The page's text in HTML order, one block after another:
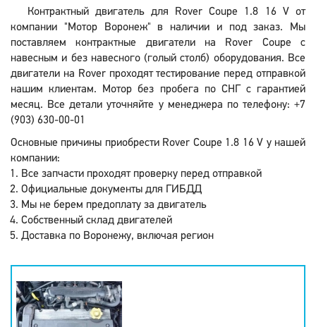
Контрактный двигатель для Rover Coupe 1.8 16 V от
компании "Мотор Воронеж" в наличии и под заказ. Мы
поставляем контрактные двигатели на Rover Coupe с
навесным и без навесного (голый столб) оборудования. Все
двигатели на Rover проходят тестирование перед отправкой
нашим клиентам. Мотор без пробега по СНГ с гарантией
месяц. Все детали уточняйте у менеджера по телефону: +7
(903) 630-00-01
Основные причины приобрести Rover Coupe 1.8 16 V у нашей
компании:
Все запчасти проходят проверку перед отправкой
Официальные документы для ГИБДД
Мы не берем предоплату за двигатель
Собственный склад двигателей
Доставка по Воронежу, включая регион